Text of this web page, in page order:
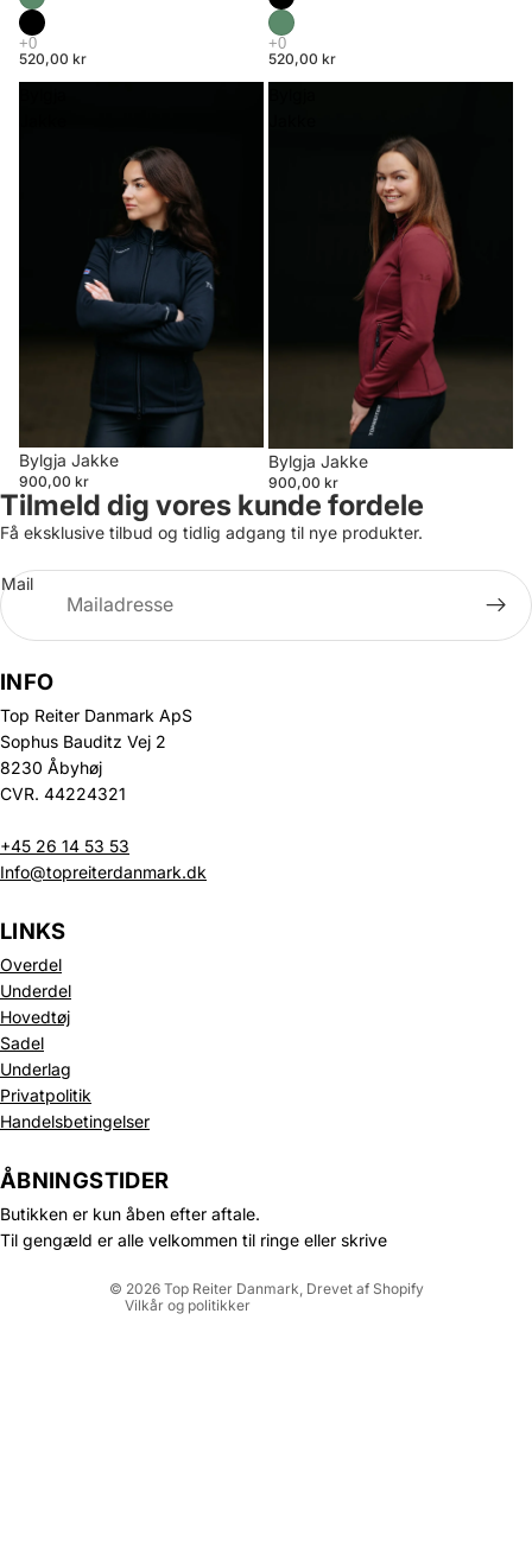
520,00 kr 520,00 kr
Bylgja Jakke
900,00 kr
Bylgja Jakke
900,00 kr
Tilmeld dig vores kunde fordele
Få eksklusive tilbud og tidlig adgang til nye produkter.
Mail
INFO
Top Reiter Danmark ApS
Sophus Bauditz Vej 2
8230 Åbyhøj
CVR. 44224321
+45 26 14 53 53
Info@topreiterdanmark.dk
LINKS
Overdel
Underdel
Hovedtøj
Sadel
Underlag
Privatpolitik
Handelsbetingelser
ÅBNINGSTIDER
Butikken er kun åben efter aftale.
Til gengæld er alle velkommen til ringe eller skrive
© 2026 Top Reiter Danmark , Drevet af Shopify
Vilkår og politikker
Politik om beskyttelse af persondata
Refusionspolitik
Leveringspolitik
Kontaktinformation